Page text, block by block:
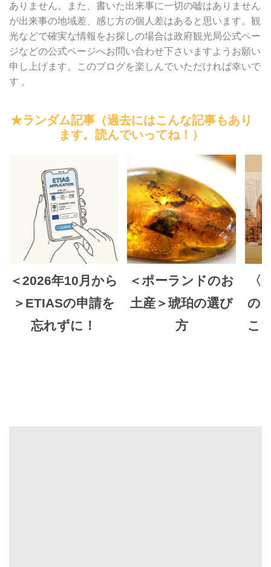
ありません。また、書いた出来事に一切の嘘はありません
が出来事の地域差、感じ方の個人差はあると思います。観
光などで確実な情報をお探しの場合は政府観光局公式ペー
ジなどの公式ページへお問い合わせ下さいますようお願い
申し上げます。このブログを楽しんでいただければ幸いで
す 。
★ランダム記事（過去にはこんな記事もあり
ます。読んでいってね！）
＜2026年10月から
＞ETIASの申請を
忘れずに！
＜ポーランドのお
土産＞琥珀の選び
方
〈
の
こ